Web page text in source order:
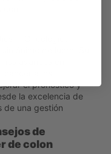
el pronóstico y
la excelencia de
de una gestión
de
de colon